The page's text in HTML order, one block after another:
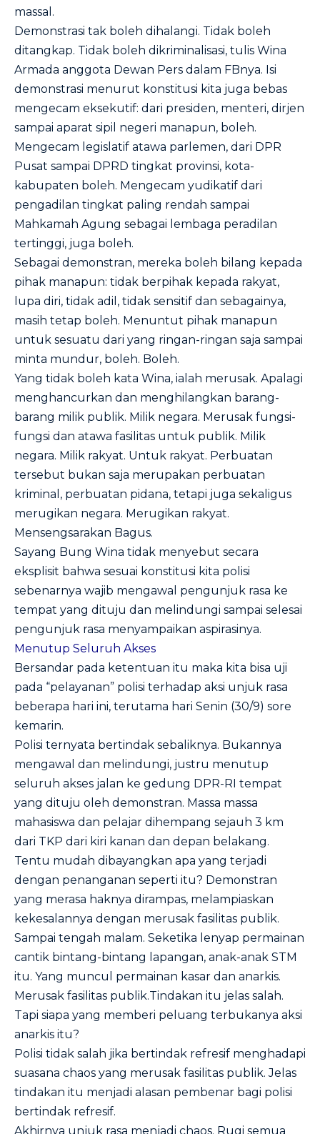
massal.
Demonstrasi tak boleh dihalangi. Tidak boleh
ditangkap. Tidak boleh dikriminalisasi, tulis Wina
Armada anggota Dewan Pers dalam FBnya. Isi
demonstrasi menurut konstitusi kita juga bebas
mengecam eksekutif: dari presiden, menteri, dirjen
sampai aparat sipil negeri manapun, boleh.
Mengecam legislatif atawa parlemen, dari DPR
Pusat sampai DPRD tingkat provinsi, kota-
kabupaten boleh. Mengecam yudikatif dari
pengadilan tingkat paling rendah sampai
Mahkamah Agung sebagai lembaga peradilan
tertinggi, juga boleh.
Sebagai demonstran, mereka boleh bilang kepada
pihak manapun: tidak berpihak kepada rakyat,
lupa diri, tidak adil, tidak sensitif dan sebagainya,
masih tetap boleh. Menuntut pihak manapun
untuk sesuatu dari yang ringan-ringan saja sampai
minta mundur, boleh. Boleh.
Yang tidak boleh kata Wina, ialah merusak. Apalagi
menghancurkan dan menghilangkan barang-
barang milik publik. Milik negara. Merusak fungsi-
fungsi dan atawa fasilitas untuk publik. Milik
negara. Milik rakyat. Untuk rakyat. Perbuatan
tersebut bukan saja merupakan perbuatan
kriminal, perbuatan pidana, tetapi juga sekaligus
merugikan negara. Merugikan rakyat.
Mensengsarakan Bagus.
Sayang Bung Wina tidak menyebut secara
eksplisit bahwa sesuai konstitusi kita polisi
sebenarnya wajib mengawal pengunjuk rasa ke
tempat yang dituju dan melindungi sampai selesai
pengunjuk rasa menyampaikan aspirasinya.
Menutup Seluruh Akses
Bersandar pada ketentuan itu maka kita bisa uji
pada “pelayanan” polisi terhadap aksi unjuk rasa
beberapa hari ini, terutama hari Senin (30/9) sore
kemarin.
Polisi ternyata bertindak sebaliknya. Bukannya
mengawal dan melindungi, justru menutup
seluruh akses jalan ke gedung DPR-RI tempat
yang dituju oleh demonstran. Massa massa
mahasiswa dan pelajar dihempang sejauh 3 km
dari TKP dari kiri kanan dan depan belakang.
Tentu mudah dibayangkan apa yang terjadi
dengan penanganan seperti itu? Demonstran
yang merasa haknya dirampas, melampiaskan
kekesalannya dengan merusak fasilitas publik.
Sampai tengah malam. Seketika lenyap permainan
cantik bintang-bintang lapangan, anak-anak STM
itu. Yang muncul permainan kasar dan anarkis.
Merusak fasilitas publik.Tindakan itu jelas salah.
Tapi siapa yang memberi peluang terbukanya aksi
anarkis itu?
Polisi tidak salah jika bertindak refresif menghadapi
suasana chaos yang merusak fasilitas publik. Jelas
tindakan itu menjadi alasan pembenar bagi polisi
bertindak refresif.
Akhirnya unjuk rasa menjadi chaos. Rugi semua